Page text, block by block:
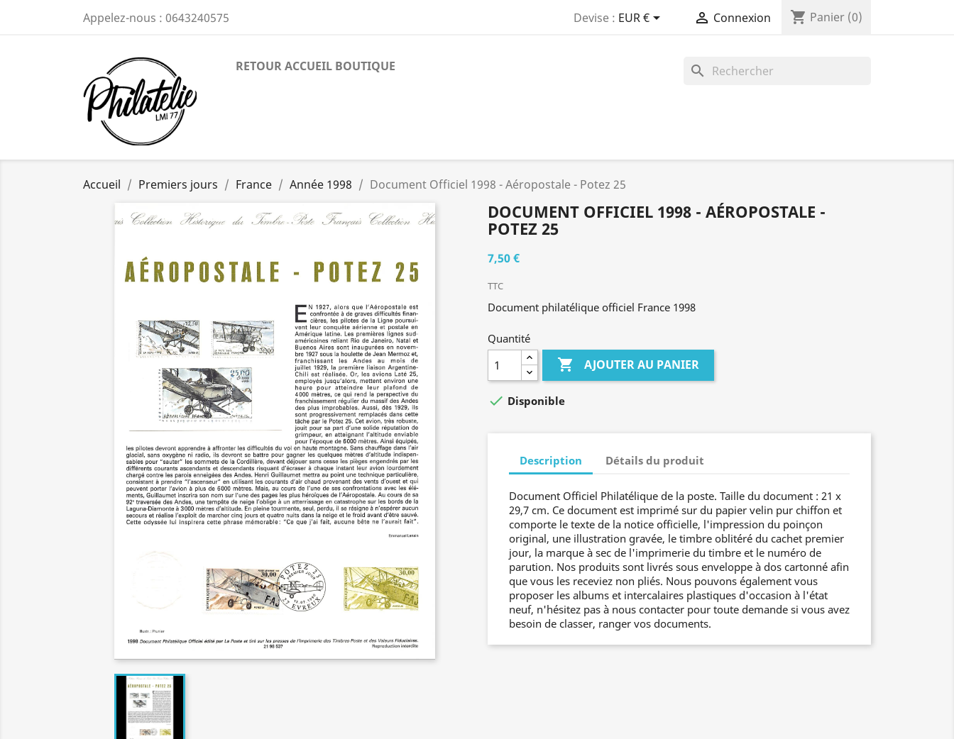
Appelez-nous : 0643240575 Devise : EUR €  Connexion shopping_cart Panier (0)
RETOUR ACCUEIL BOUTIQUE search
Accueil Premiers jours France Année 1998 Document Officiel 1998 - Aéropostale - Potez 25
DOCUMENT OFFICIEL 1998 - AÉROPOSTALE -
POTEZ 25
7,50 €
TTC
Document philatélique officiel France 1998
Quantité
 AJOUTER AU PANIER
 Disponible
Description Détails du produit
Document Officiel Philatélique de la poste. Taille du document : 21 x
29,7 cm. Ce document est imprimé sur du papier velin pur chiffon et
comporte le texte de la notice officielle, l'impression du poinçon
original, une illustration gravée, le timbre oblitéré du cachet premier
jour, la marque à sec de l'imprimerie du timbre et le numéro de
parution. Nos produits sont livrés sous enveloppe à dos cartonné afin
que vous les receviez non pliés. Nous pouvons également vous
proposer les albums et intercalaires plastiques d'occasion à l'état
neuf, n'hésitez pas à nous contacter pour toute demande si vous avez
besoin de classer, ranger vos documents.